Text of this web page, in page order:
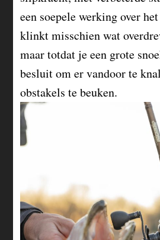
een soepele werking over
klinkt misschien wat
maar totdat je een grote
besluit om er vandoor te
obstakels te beuken.